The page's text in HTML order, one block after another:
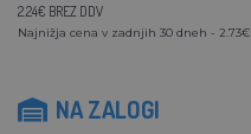
2.24€ BREZ DDV
Najnižja cena v zadnjih 30 dneh - 2.73€
NA ZALOGI